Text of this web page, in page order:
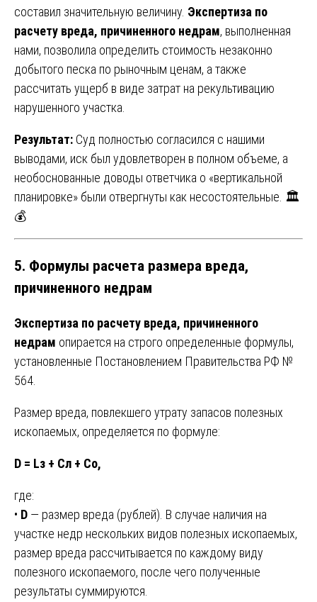
составил значительную величину. Экспертиза по
расчету вреда, причиненного недрам, выполненная
нами, позволила определить стоимость незаконно
добытого песка по рыночным ценам, а также
рассчитать ущерб в виде затрат на рекультивацию
нарушенного участка.
Результат: Суд полностью согласился с нашими
выводами, иск был удовлетворен в полном объеме, а
необоснованные доводы ответчика о «вертикальной
планировке» были отвергнуты как несостоятельные. 🏛️
💰
5. Формулы расчета размера вреда,
причиненного недрам
Экспертиза по расчету вреда, причиненного
недрам опирается на строго определенные формулы,
установленные Постановлением Правительства РФ №
564.
Размер вреда, повлекшего утрату запасов полезных
ископаемых, определяется по формуле:
D = Lз + Cл + Cо,
где:
• D — размер вреда (рублей). В случае наличия на
участке недр нескольких видов полезных ископаемых,
размер вреда рассчитывается по каждому виду
полезного ископаемого, после чего полученные
результаты суммируются.